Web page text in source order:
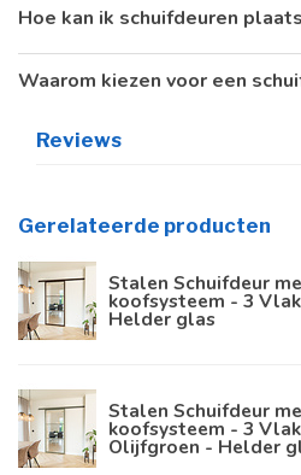
Hoe kan ik schuifdeuren
Waarom kiezen voor een
Reviews
Gerelateerde producten
Stalen Schuifdeur
koofsysteem - 3
Helder glas
Stalen Schuifdeur
koofsysteem - 3
Olijfgroen - Helder